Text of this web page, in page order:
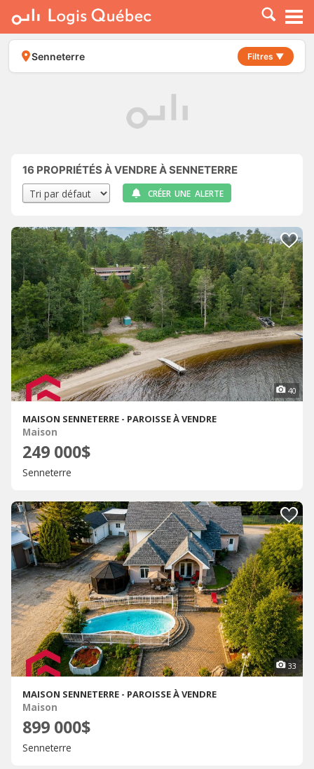
À LOUER
À VENDRE
PLACER UNE ANNONCE
Senneterre Filtres ▼
16 PROPRIÉTÉS À VENDRE À SENNETERRE
CRÉER UNE ALERTE
40
MAISON SENNETERRE - PAROISSE À VENDRE
Maison
249 000$
Senneterre
33
MAISON SENNETERRE - PAROISSE À VENDRE
Maison
899 000$
Senneterre